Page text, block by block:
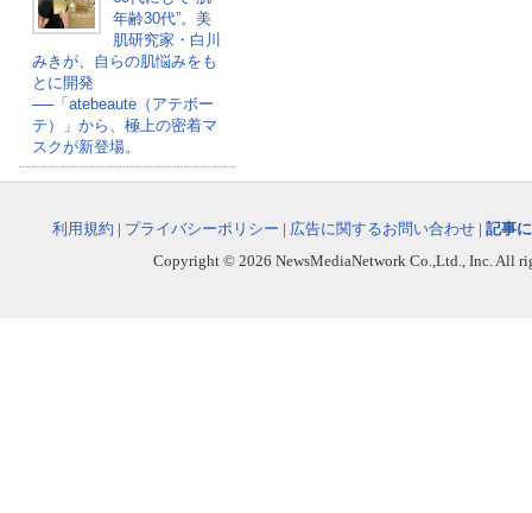
年齢30代”。美
肌研究家・白川
みきが、自らの肌悩みをも
とに開発
──「atebeaute（アテボー
テ）」から、極上の密着マ
スクが新登場。
利用規約 | プライバシーポリシー | 広告に関するお問い合わせ | 記事
Copyright © 2026 NewsMediaNetwork Co.,Ltd., Inc. All